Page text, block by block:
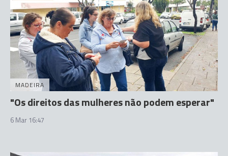
MADEIRA
"Os direitos das mulheres não podem esperar"
6 Mar 16:47